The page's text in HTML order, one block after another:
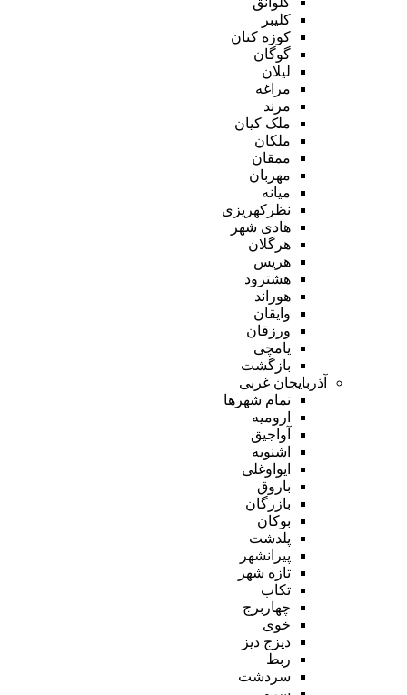
کلیبر
کوزه کنان
گوگان
لیلان
مراغه
مرند
ملک کیان
ملکان
ممقان
مهربان
میانه
نظرکهریزی
هادی شهر
هرگلان
هریس
هشترود
هوراند
وایقان
ورزقان
یامچی
بازگشت
آذربایجان غربی
تمام شهر‌ها
ارومیه
آواجیق
اشنویه
ایواوغلی
باروق
بازرگان
بوکان
پلدشت
پیرانشهر
تازه شهر
تکاب
چهاربرج
خوی
دیزج دیز
ربط
سردشت